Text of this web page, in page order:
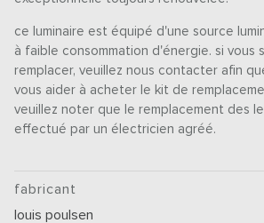
ce luminaire est équipé d'une source
à faible consommation d'énergie. si vous
remplacer, veuillez nous contacter afin
vous aider à acheter le kit de
veuillez noter que le remplacement des
effectué par un électricien agréé.
fabricant
louis poulsen